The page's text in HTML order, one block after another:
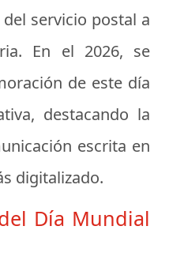
servicio postal a
En el 2026, se
de este día
destacando la
escrita en
digitalizado.
Día Mundial